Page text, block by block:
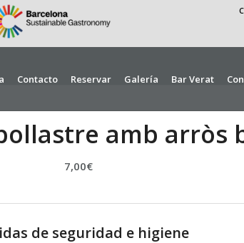
Contacto Reservar Galería Bar Verat
amb arròs
7,00€
de seguridad e higiene